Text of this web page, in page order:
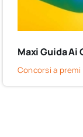
Maxi Guida Ai
Concorsi a premi